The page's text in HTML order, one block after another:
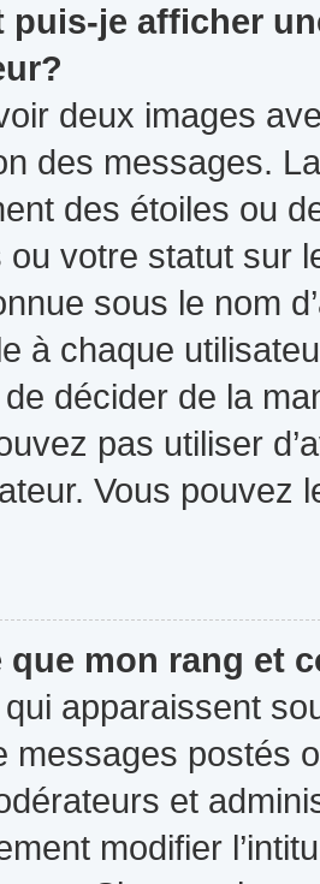
puis-je afficher
deux images
des messages.
des étoiles ou
ou votre statut sur
sous le nom
à chaque
décider de la
pas utiliser
Vous
que mon rang et
apparaissent
messages postés
et
modifier